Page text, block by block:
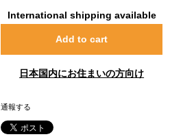
International shipping available
Add to cart
日本国内にお住まいの方向け
通報する